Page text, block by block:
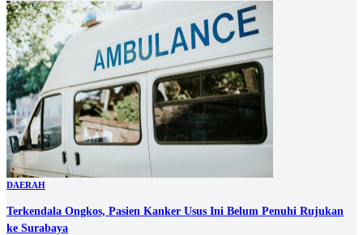
DAERAH
Terkendala Ongkos, Pasien Kanker Usus Ini Belum Penuhi Rujukan
ke Surabaya